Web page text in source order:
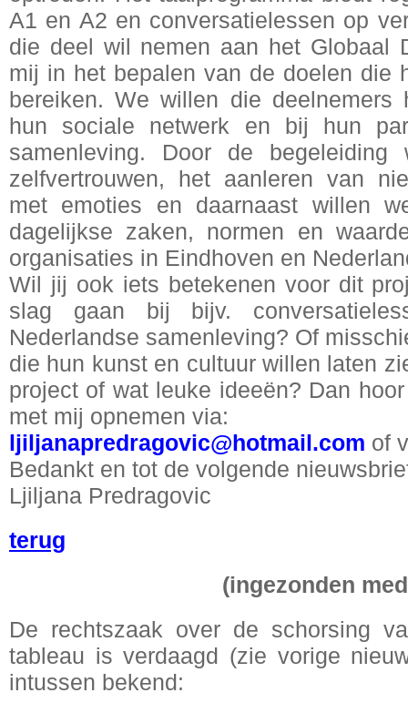
A1 en A2 en conversatielessen op
die deel wil nemen aan het Globaal
mij in het bepalen van de doelen die
bereiken. We willen die
hun sociale netwerk en bij hun
samenleving. Door de
zelfvertrouwen, het aanleren van
met emoties en daarnaast willen
dagelijkse zaken, normen en
organisaties in Eindhoven en
Wil jij ook iets betekenen voor dit
slag gaan bij bijv.
Nederlandse samenleving? Of
die hun kunst en cultuur willen laten
project of wat leuke ideeën? Dan
met mij opnemen via:
ljiljanapredragovic@hotmail.com of
Bedankt en tot de volgende
Ljiljana Predragovic
terug
(ingezonden
De rechtszaak over de schorsing
tableau is verdaagd (zie vorige
intussen bekend: